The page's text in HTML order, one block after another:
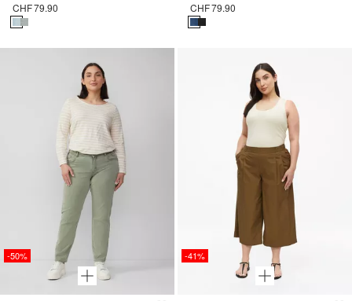
CHF 79.90 CHF 79.90
-50% -41%